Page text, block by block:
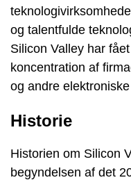
og talentfulde
Silicon Valley har
koncentration af
og andre
Historie
Historien om Silicon
begyndelsen af det